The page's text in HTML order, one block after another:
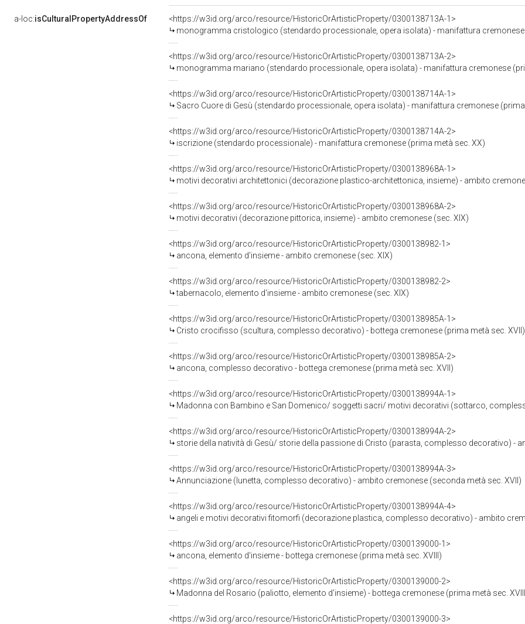
a-loc:isCulturalPropertyAddressOf
<https://w3id.org/arco/resource/HistoricOrArtisticProperty/0300138713A-1>
monogramma cristologico (stendardo processionale, opera isolata) - manifattura cremonese
<https://w3id.org/arco/resource/HistoricOrArtisticProperty/0300138713A-2>
monogramma mariano (stendardo processionale, opera isolata) - manifattura cremonese
<https://w3id.org/arco/resource/HistoricOrArtisticProperty/0300138714A-1>
Sacro Cuore di Gesù (stendardo processionale, opera isolata) - manifattura cremonese
<https://w3id.org/arco/resource/HistoricOrArtisticProperty/0300138714A-2>
iscrizione (stendardo processionale) - manifattura cremonese (prima metà sec. XX)
<https://w3id.org/arco/resource/HistoricOrArtisticProperty/0300138968A-1>
motivi decorativi architettonici (decorazione plastico-architettonica, insieme) - ambito
<https://w3id.org/arco/resource/HistoricOrArtisticProperty/0300138968A-2>
motivi decorativi (decorazione pittorica, insieme) - ambito cremonese (sec. XIX)
<https://w3id.org/arco/resource/HistoricOrArtisticProperty/0300138982-1>
ancona, elemento d'insieme - ambito cremonese (sec. XIX)
<https://w3id.org/arco/resource/HistoricOrArtisticProperty/0300138982-2>
tabernacolo, elemento d'insieme - ambito cremonese (sec. XIX)
<https://w3id.org/arco/resource/HistoricOrArtisticProperty/0300138985A-1>
Cristo crocifisso (scultura, complesso decorativo) - bottega cremonese (prima metà sec. XVII)
<https://w3id.org/arco/resource/HistoricOrArtisticProperty/0300138985A-2>
ancona, complesso decorativo - bottega cremonese (prima metà sec. XVII)
<https://w3id.org/arco/resource/HistoricOrArtisticProperty/0300138994A-1>
Madonna con Bambino e San Domenico/ soggetti sacri/ motivi decorativi (sottarco,
<https://w3id.org/arco/resource/HistoricOrArtisticProperty/0300138994A-2>
storie della natività di Gesù/ storie della passione di Cristo (parasta, complesso decorativo) -
<https://w3id.org/arco/resource/HistoricOrArtisticProperty/0300138994A-3>
Annunciazione (lunetta, complesso decorativo) - ambito cremonese (seconda metà sec. XVII)
<https://w3id.org/arco/resource/HistoricOrArtisticProperty/0300138994A-4>
angeli e motivi decorativi fitomorfi (decorazione plastica, complesso decorativo) - ambito
<https://w3id.org/arco/resource/HistoricOrArtisticProperty/0300139000-1>
ancona, elemento d'insieme - bottega cremonese (prima metà sec. XVIII)
<https://w3id.org/arco/resource/HistoricOrArtisticProperty/0300139000-2>
Madonna del Rosario (paliotto, elemento d'insieme) - bottega cremonese (prima metà sec.
<https://w3id.org/arco/resource/HistoricOrArtisticProperty/0300139000-3>